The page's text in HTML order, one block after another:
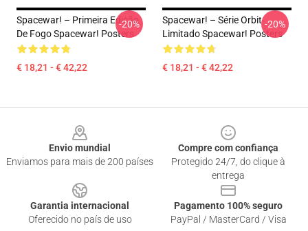
Spacewar! – Primeira Edição
De Fogo Spacewar! Posters
€ 18,21 - € 42,22
-20%
Spacewar! – Série Orbit
Limitado Spacewar! Posters
€ 18,21 - € 42,22
-20%
Envio mundial
Enviamos para mais de 200 países
Compre com confiança
Protegido 24/7, do clique à
entrega
Garantia internacional
Oferecido no país de uso
Pagamento 100% seguro
PayPal / MasterCard / Visa